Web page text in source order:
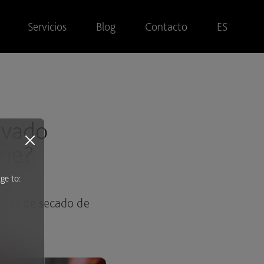
Servicios Blog Contacto ES
de secado de
to: